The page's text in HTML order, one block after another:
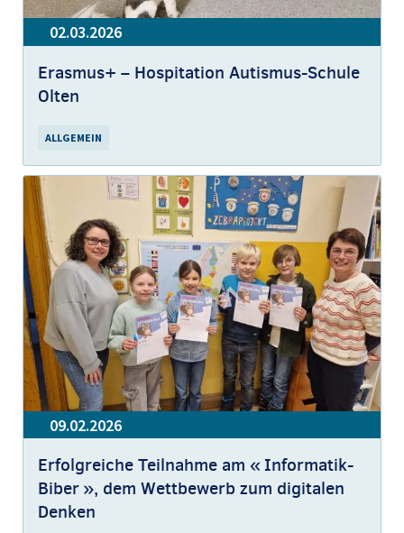
02.03.2026
Erasmus+ – Hospitation Autismus-Schule
Olten
ALLGEMEIN
09.02.2026
Erfolgreiche Teilnahme am « Informatik-
Biber », dem Wettbewerb zum digitalen
Denken